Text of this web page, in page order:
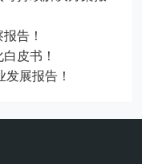
告！
皮书！
展报告！